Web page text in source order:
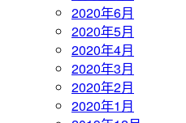
2020年6月
2020年5月
2020年4月
2020年3月
2020年2月
2020年1月